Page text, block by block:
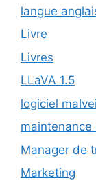
langue
Livre
Livres
LLaVA 1.5
logiciel
maintenance
Manager de
Marketing